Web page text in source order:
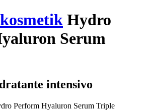
Hydro
Serum
intensivo
Perform Hyaluron Serum Triple